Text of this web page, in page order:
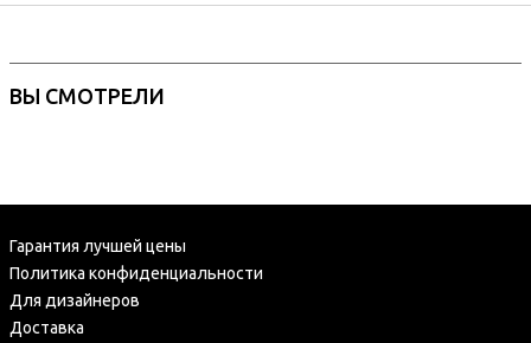
ВЫ СМОТРЕЛИ
Гарантия лучшей цены
Политика конфиденциальности
Для дизайнеров
Доставка